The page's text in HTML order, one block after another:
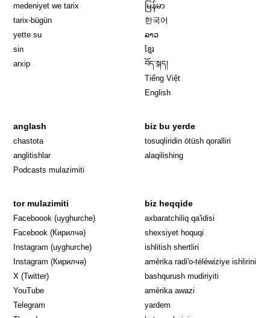
medeniyet we tarix
tarix-bügün
yette su
sin
arxip
မြန်မာ
한국어
ລາວ
ខ្មែរ
བོད་སྐད།
Tiếng Việt
English
anglash
chastota
anglitishlar
Podcasts mulazimiti
biz bu yerde
tosuqliridin ötüsh qoralliri
alaqilishing
tor mulazimiti
Faceboook (uyghurche) Opens in new window
Facebook (Кирилчә) Opens in new window
Instagram (uyghurche) Opens in new window
Instagram (Кирилчә) Opens in new window
X (Twitter)
YouTube
Telegram
biz heqqide
axbaratchiliq qa'idisi
shexsiyet hoquqi
ishlitish shertliri
amérika radi'o-téléwiziye ishlirini
bashqurush mudiriyiti
amérika awazi
yardem